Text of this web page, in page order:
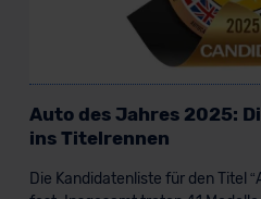
Auto des Jahres 2025:
ins Titelrennen
Die Kandidatenliste für den Titel